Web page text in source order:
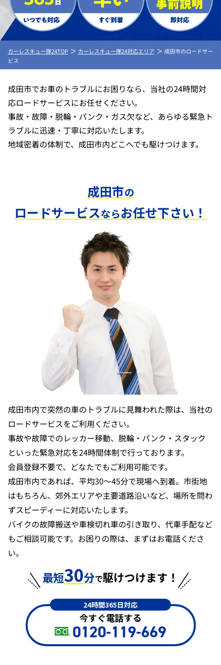
カーレスキュー隊24TOP カーレスキュー隊24対応エリア
成田市のロードサー
ビス
成田市でお車のトラブルにお困りなら、当社の24時間対
応ロードサービスにお任せください。
事故・故障・脱輪・パンク・ガス欠など、あらゆる緊急ト
ラブルに迅速・丁寧に対応いたします。
地域密着の体制で、成田市内どこへでも駆けつけます。
成田市の
ロードサービスならお任せ下さい！
成田市内で突然の車のトラブルに見舞われた際は、当社の
ロードサービスをご利用ください。
事故や故障でのレッカー移動、脱輪・パンク・スタック
といった緊急対応を24時間体制で行っております。
会員登録不要で、どなたでもご利用可能です。
成田市内であれば、平均30〜45分で現場へ到着。市街地
はもちろん、郊外エリアや主要道路沿いなど、場所を問わ
ずスピーディーに対応いたします。
バイクの故障搬送や車検切れ車の引き取り、代車手配など
もご相談可能です。お困りの際は、まずはお電話くださ
い。
最短30分で駆けつけます！
24時間365日対応
今すぐ電話する
0120-119-669